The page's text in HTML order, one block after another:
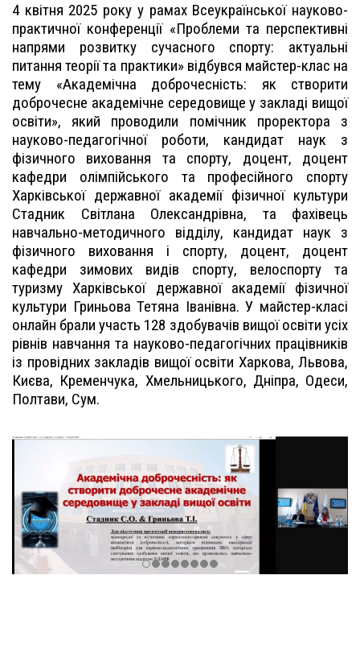
4 квітня 2025 року у рамах Всеукраїнської науково-
практичної конференції «Проблеми та перспективні
напрями розвитку сучасного спорту: актуальні
питання теорії та практики» відбувся майстер-клас на
тему «Академічна доброчесність: як створити
доброчесне академічне середовище у закладі вищої
освіти», який проводили помічник проректора з
науково-педагогічної роботи, кандидат наук з
фізичного виховання та спорту, доцент, доцент
кафедри олімпійського та професійного спорту
Харківської державної академії фізичної культури
Стадник Світлана Олександрівна, та фахівець
навчально-методичного відділу, кандидат наук з
фізичного виховання і спорту, доцент, доцент
кафедри зимових видів спорту, велоспорту та
туризму Харківської державної академії фізичної
культури Гриньова Тетяна Іванівна. У майстер-класі
онлайн брали участь 128 здобувачів вищої освіти усіх
рівнів навчання та науково-педагогічних працівників
із провідних закладів вищої освіти Харкова, Львова,
Києва, Кременчука, Хмельницького, Дніпра, Одеси,
Полтави, Сум.